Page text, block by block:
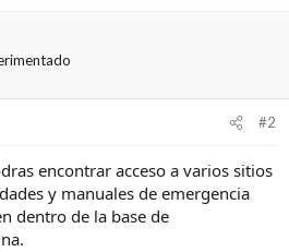
#2
encontrar acceso a varios sitios
y manuales de emergencia
dentro de la base de